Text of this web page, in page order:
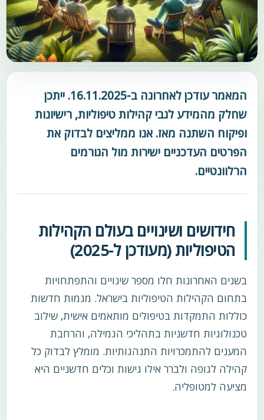
המאמר עודכן לאחרונה ב-16.11.2025. ייתכן
שחלק מהמידע לגבי קהילות טיפוליות, רישיונות
ופיקוח השתנה מאז. אנו ממליצים לבדוק את
הפרטים העדכניים ישירות מול הגורמים
הרלוונטיים.
חידושים ושינויים בעולם הקהילות
הטיפוליות (מעודכן ל-2025)
בשנים האחרונות חלו מספר שינויים והתפתחויות
בתחום הקהילות הטיפוליות בישראל. מגמות חדשות
כוללות התמקדות בטיפולים מותאמים אישית, שילוב
טכנולוגיות חדשניות בתהליכי הגמילה, והרחבת
המענים להתמכרויות התנהגותיות. מומלץ לבדוק כל
קהילה לגופה ולברר אילו גישות וכלים חדשניים היא
מציעה למטופליה.